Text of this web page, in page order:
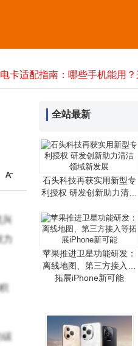
力
全站最新
石头科技再获实用新型专
利授权 研发创新助力清洁
苹果推进卫星功能研发：
离线地图、第三方接入等
拓展iPhone新可能